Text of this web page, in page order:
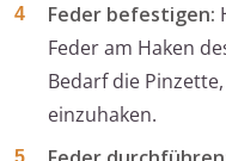
Feder befestigen:
Feder am Haken
Bedarf die
einzuhaken.